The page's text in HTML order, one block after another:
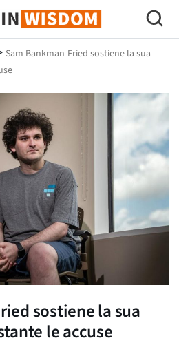
Bitcoin
Sam Bankman-Fried sostiene la sua
sostiene la sua
le accuse